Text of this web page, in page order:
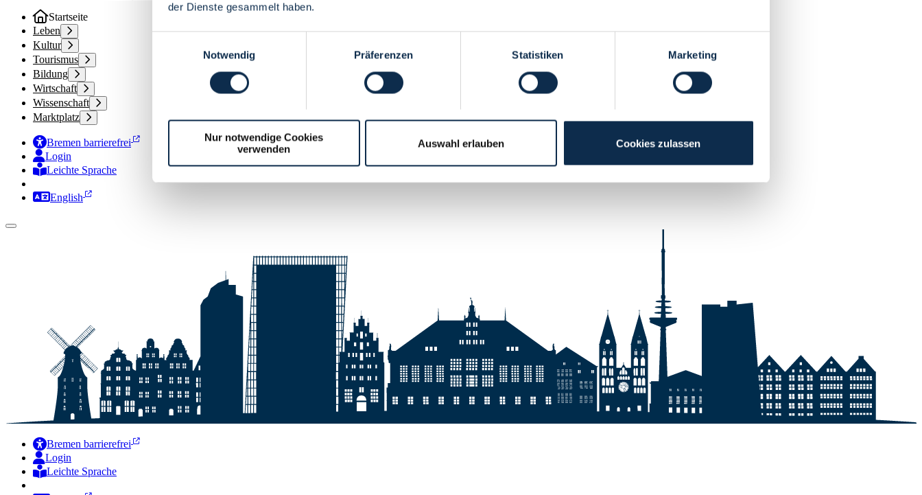
der Dienste gesammelt haben.
Notwendig
Präferenzen Statistiken Marketing
Nur notwendige Cookies
verwenden
Auswahl erlauben Cookies zulassen
Startseite
Leben
Kultur
Tourismus
Bildung
Wirtschaft
Wissenschaft
Marktplatz
Bremen barrierefrei
Login
Leichte Sprache
Zur Deutschen Gebärdensprache
English
Bremen barrierefrei
Login
Leichte Sprache